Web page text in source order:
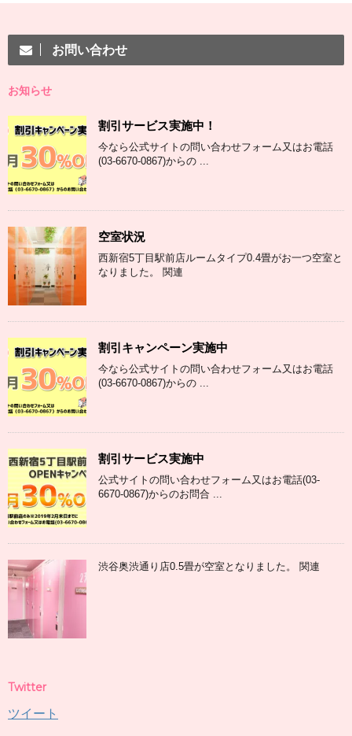
お問い合わせ
お知らせ
割引サービス実施中！
今なら公式サイトの問い合わせフォーム又はお電話
(03-6670-0867)からの ...
空室状況
西新宿5丁目駅前店ルームタイプ0.4畳がお一つ空室と
なりました。 関連
割引キャンペーン実施中
今なら公式サイトの問い合わせフォーム又はお電話
(03-6670-0867)からの ...
割引サービス実施中
公式サイトの問い合わせフォーム又はお電話(03-
6670-0867)からのお問合 ...
渋谷奥渋通り店0.5畳が空室となりました。 関連
Twitter
ツイート